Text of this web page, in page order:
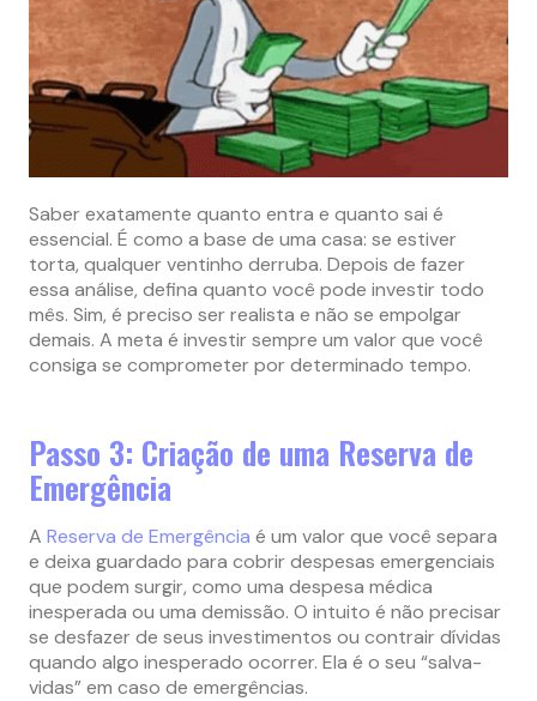
Saber exatamente quanto entra e quanto sai é
essencial. É como a base de uma casa: se estiver
torta, qualquer ventinho derruba. Depois de fazer
essa análise, defina quanto você pode investir todo
mês. Sim, é preciso ser realista e não se empolgar
demais. A meta é investir sempre um valor que você
consiga se comprometer por determinado tempo.
Passo 3: Criação de uma Reserva de
Emergência
A Reserva de Emergência é um valor que você separa
e deixa guardado para cobrir despesas emergenciais
que podem surgir, como uma despesa médica
inesperada ou uma demissão. O intuito é não precisar
se desfazer de seus investimentos ou contrair dívidas
quando algo inesperado ocorrer. Ela é o seu “salva-
vidas” em caso de emergências.